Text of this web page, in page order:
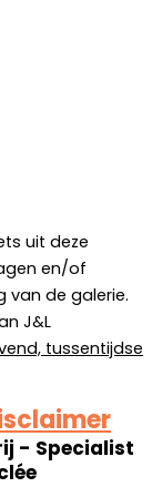
uit deze
en/of
van de galerie.
J&L
tussentijdse
- Specialist